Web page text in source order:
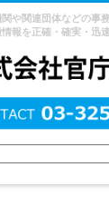
や関連団体などの事
報を正確・確実・迅